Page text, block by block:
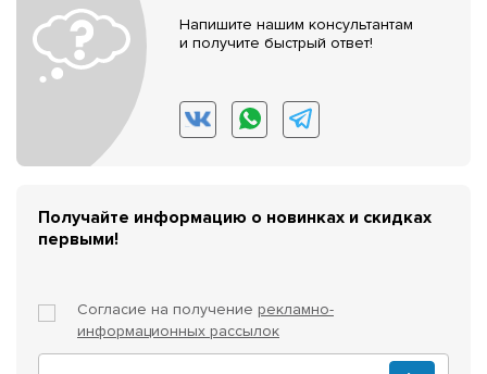
Напишите нашим консультантам
и получите быстрый ответ!
Получайте информацию о новинках и скидках
первыми!
Согласие на получение рекламно-
информационных рассылок